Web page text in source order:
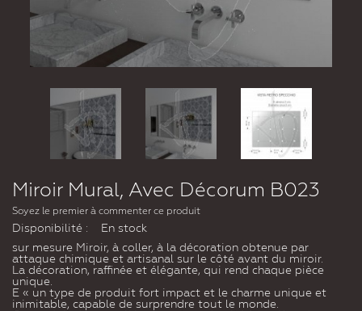
Miroir Mural, Avec Décorum B023
Soyez le premier à commenter ce produit
Disponibilité :
En stock
sur mesure Miroir, à coller, à la décoration obtenue par
attaque chimique et artisanal sur le côté avant du miroir.
La décoration, raffinée et élégante, qui rend chaque pièce
unique.
E « un type de produit fort impact et le charme unique et
inimitable, capable de surprendre tout le monde.